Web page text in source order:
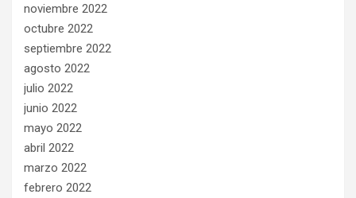
noviembre 2022
octubre 2022
septiembre 2022
agosto 2022
julio 2022
junio 2022
mayo 2022
abril 2022
marzo 2022
febrero 2022